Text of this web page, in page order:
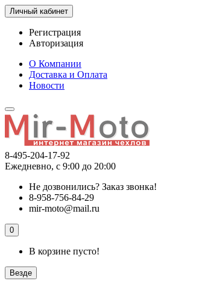
Личный кабинет
Регистрация
Авторизация
О Компании
Доставка и Оплата
Новости
8-495-204-17-92
Ежедневно, с 9:00 до 20:00
Не дозвонились? Заказ звонка!
8-958-756-84-29
mir-moto@mail.ru
0
В корзине пусто!
Везде